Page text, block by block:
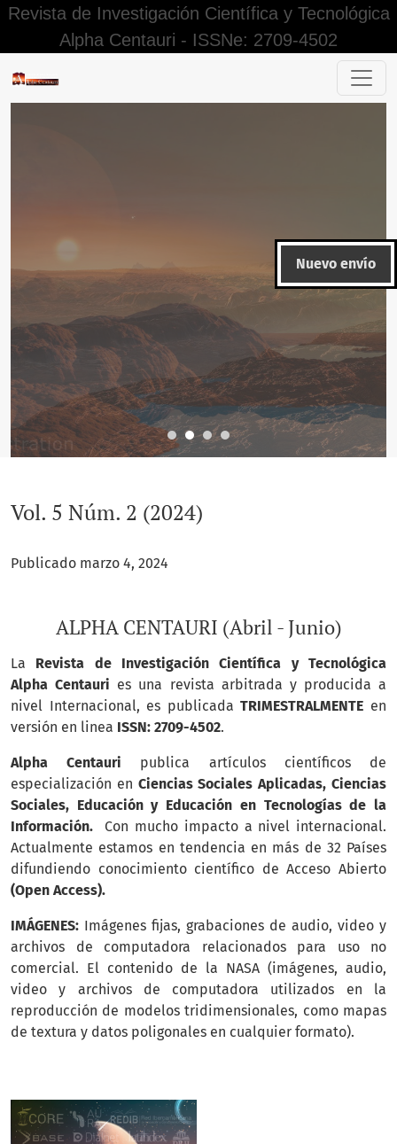
Revista de Investigación Científica y Tecnológica
Alpha Centauri - ISSNe: 2709-4502
Vol. 5 Núm. 2 (2024): ALPHA CENTAURI (Abril - Junio)
Nuevo envío
Vol. 5 Núm. 2 (2024)
Publicado marzo 4, 2024
ALPHA CENTAURI (Abril - Junio)
La Revista de Investigación Científica y Tecnológica
Alpha Centauri es una revista arbitrada y producida a
nivel Internacional, es publicadaTRIMESTRALMENTE en
versión en linea ISSN: 2709-4502.
Alpha Centauri publica artículos científicos de
especialización en Ciencias Sociales Aplicadas, Ciencias
Sociales, Educación y Educación en Tecnologías de la
Información.
Con mucho impacto a nivel internacional.
Actualmente estamos en tendencia en más de 32 Países
difundiendo conocimiento científico de Acceso Abierto
(Open Access).
IMÁGENES: Imágenes fijas, grabaciones de audio, video y
archivos de computadora relacionados para uso no
comercial. El contenido de la NASA (imágenes, audio,
video y archivos de computadora utilizados en la
reproducción de modelos tridimensionales, como mapas
de textura y datos poligonales en cualquier formato).